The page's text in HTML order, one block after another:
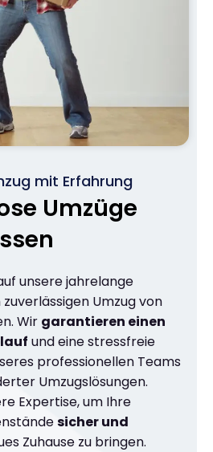
mit Erfahrung
Umzüge
unsere jahrelange
Umzug von
Wir garantieren einen
und eine stressfreie
professionellen Teams
Umzugslösungen.
Expertise, um Ihre
sicher und
Zuhause zu bringen.